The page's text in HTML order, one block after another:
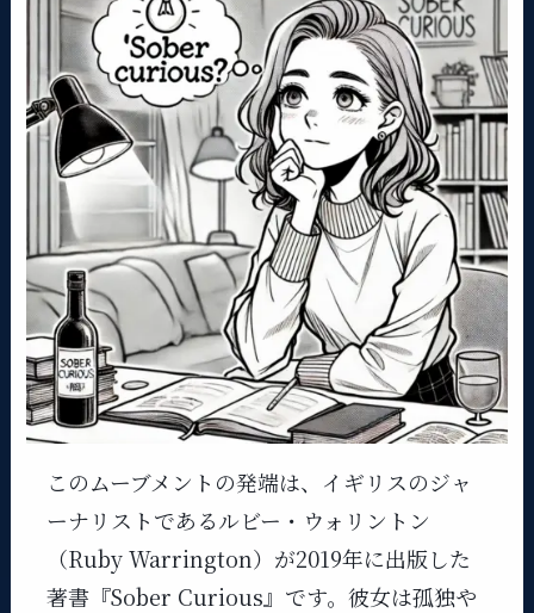
このムーブメントの発端は、イギリスのジャ
ーナリストであるルビー・ウォリントン
（Ruby Warrington）が2019年に出版した
著書『Sober Curious』です。彼女は孤独や